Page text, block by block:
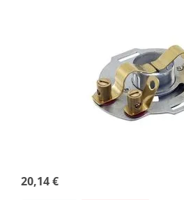
20,14 €